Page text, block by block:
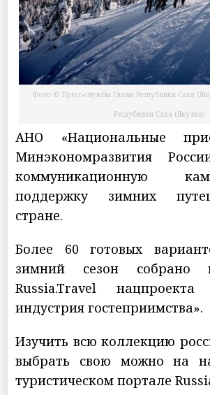
Фото © Пресс-службы Главы Республики Саха
Республики Саха (Якутия)
АНО «Национальные
Минэкономразвития
коммуникационную
поддержку зимних
стране.
Более 60 готовых
зимний сезон собрано
Russia.Travel
индустрия гостеприимства».
Изучить всю коллекцию
выбрать свою можно на
туристическом портале